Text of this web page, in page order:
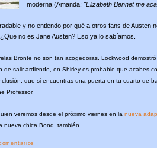
moderna (Amanda: "Elizabeth Bennet me
y no entiendo por qué a otros fans de Austen
no es Jane Austen? Eso ya lo sabíamos.
Brontë no son tan acogedoras. Lockwood
de salir ardiendo, en Shirley es probable que acabes
que si encuentras una puerta en tu cuarto de
Professor.
veremos desde el próximo viernes en la nueva
chica Bond, también.